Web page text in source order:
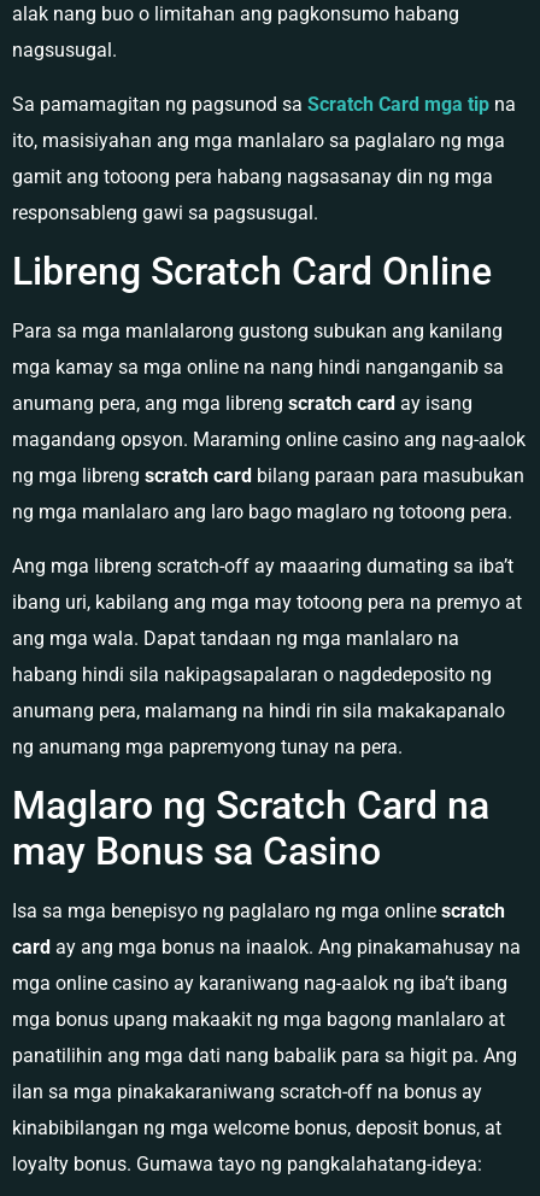
alak nang buo o limitahan ang pagkonsumo habang
nagsusugal.
Sa pamamagitan ng pagsunod sa Scratch Card mga tip na
ito, masisiyahan ang mga manlalaro sa paglalaro ng mga
gamit ang totoong pera habang nagsasanay din ng mga
responsableng gawi sa pagsusugal.
Libreng Scratch Card Online
Para sa mga manlalarong gustong subukan ang kanilang
mga kamay sa mga online na nang hindi nanganganib sa
anumang pera, ang mga libreng scratch card ay isang
magandang opsyon. Maraming online casino ang nag-aalok
ng mga libreng scratch card bilang paraan para masubukan
ng mga manlalaro ang laro bago maglaro ng totoong pera.
Ang mga libreng scratch-off ay maaaring dumating sa iba’t
ibang uri, kabilang ang mga may totoong pera na premyo at
ang mga wala. Dapat tandaan ng mga manlalaro na
habang hindi sila nakipagsapalaran o nagdedeposito ng
anumang pera, malamang na hindi rin sila makakapanalo
ng anumang mga papremyong tunay na pera.
Maglaro ng Scratch Card na
may Bonus sa Casino
Isa sa mga benepisyo ng paglalaro ng mga online scratch
card ay ang mga bonus na inaalok. Ang pinakamahusay na
mga online casino ay karaniwang nag-aalok ng iba’t ibang
mga bonus upang makaakit ng mga bagong manlalaro at
panatilihin ang mga dati nang babalik para sa higit pa. Ang
ilan sa mga pinakakaraniwang scratch-off na bonus ay
kinabibilangan ng mga welcome bonus, deposit bonus, at
loyalty bonus. Gumawa tayo ng pangkalahatang-ideya: